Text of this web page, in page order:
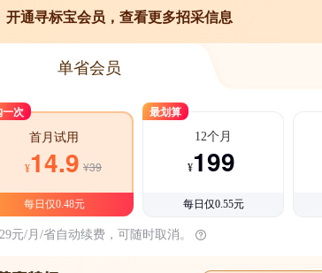
开通寻标宝会员，查看更多招采信息
单省会员
次
首月试用
¥14.9 ¥39
每日仅0.48元
最划算
12个月
¥199
每日仅0.55元
元/月/省自动续费，可随时取消。